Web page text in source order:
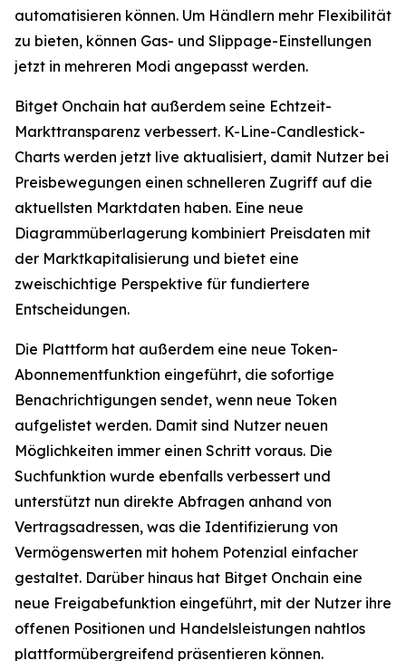
automatisieren können. Um Händlern mehr Flexibilität
zu bieten, können Gas- und Slippage-Einstellungen
jetzt in mehreren Modi angepasst werden.
Bitget Onchain hat außerdem seine Echtzeit-
Markttransparenz verbessert. K-Line-Candlestick-
Charts werden jetzt live aktualisiert, damit Nutzer bei
Preisbewegungen einen schnelleren Zugriff auf die
aktuellsten Marktdaten haben. Eine neue
Diagrammüberlagerung kombiniert Preisdaten mit
der Marktkapitalisierung und bietet eine
zweischichtige Perspektive für fundiertere
Entscheidungen.
Die Plattform hat außerdem eine neue Token-
Abonnementfunktion eingeführt, die sofortige
Benachrichtigungen sendet, wenn neue Token
aufgelistet werden. Damit sind Nutzer neuen
Möglichkeiten immer einen Schritt voraus. Die
Suchfunktion wurde ebenfalls verbessert und
unterstützt nun direkte Abfragen anhand von
Vertragsadressen, was die Identifizierung von
Vermögenswerten mit hohem Potenzial einfacher
gestaltet. Darüber hinaus hat Bitget Onchain eine
neue Freigabefunktion eingeführt, mit der Nutzer ihre
offenen Positionen und Handelsleistungen nahtlos
plattformübergreifend präsentieren können.